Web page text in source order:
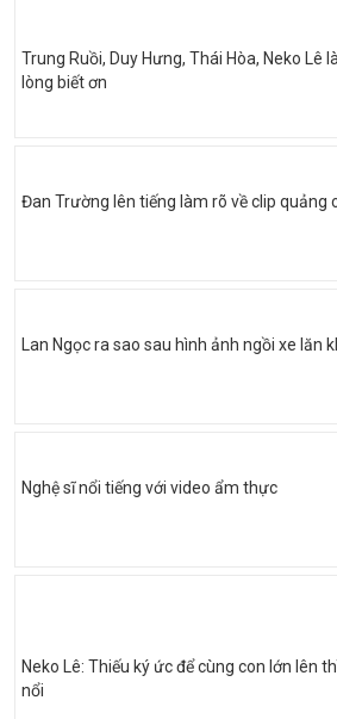
Trung Ruồi, Duy Hưng, Thái Hòa, Neko Lê
lòng biết ơn
Đan Trường lên tiếng làm rõ về clip quảng
Lan Ngọc ra sao sau hình ảnh ngồi xe lăn
Nghệ sĩ nổi tiếng với video ẩm thực
Neko Lê: Thiếu ký ức để cùng con lớn lên
nổi